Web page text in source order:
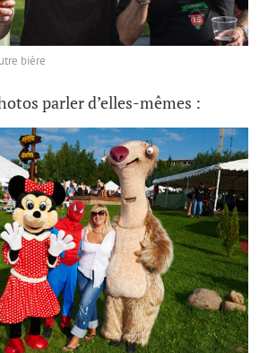
bière
parler d’elles-mêmes :